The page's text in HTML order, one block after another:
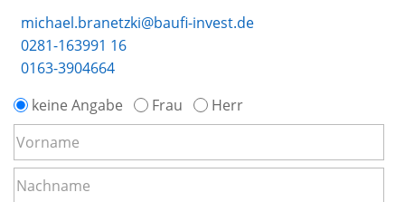
michael.branetzki@baufi-invest.de
0281-163991 16
0163-3904664
keine Angabe
Frau Herr